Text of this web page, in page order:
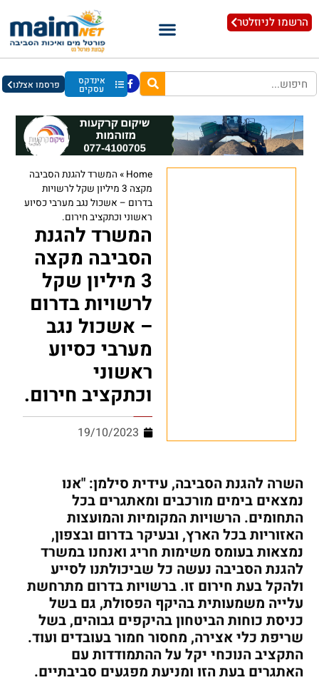
הרשמו לניוזלטר
אינדקס
עסקים פרסמו אצלנו
Home
» המשרד להגנת הסביבה
מקצה 3 מיליון שקל לרשויות
בדרום – אשכול נגב מערבי כסיוע
ראשוני וכתקציב חירום.
המשרד להגנת
הסביבה מקצה
3 מיליון שקל
לרשויות בדרום
– אשכול נגב
מערבי כסיוע
ראשוני
וכתקציב חירום.
19/10/2023
השרה להגנת הסביבה, עידית סילמן: "אנו
נמצאים בימים מורכבים ומאתגרים בכל
התחומים. הרשויות המקומיות והמועצות
האזוריות בכל הארץ, ובעיקר בדרום ובצפון,
נמצאות בעומס משימות חריג ואנחנו במשרד
להגנת הסביבה נעשה כל שביכולתנו לסייע
ולהקל בעת חירום זו. ברשויות בדרום מתרחשת
עלייה משמעותית בהיקף הפסולת, גם בשל
כניסת כוחות הביטחון בהיקפים גבוהים, בשל
שריפת כלי אצירה, מחסור חמור בעובדים ועוד.
התקציב הנוכחי יקל על ההתמודדות עם
האתגרים בעת הזו ומניעת מפגעים סביבתיים.